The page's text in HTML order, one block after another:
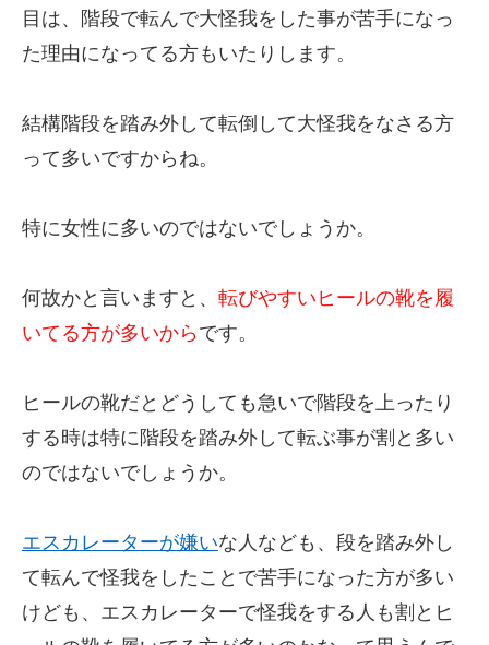
目は、階段で転んで大怪我をした事が苦手になっ
た理由になってる方もいたりします。
結構階段を踏み外して転倒して大怪我をなさる方
って多いですからね。
特に女性に多いのではないでしょうか。
何故かと言いますと、 転びやすいヒールの靴を履
いてる方が多いからです。
ヒールの靴だとどうしても急いで階段を上ったり
する時は特に階段を踏み外して転ぶ事が割と多い
のではないでしょうか。
エスカレーターが嫌いな人なども、段を踏み外し
て転んで怪我をしたことで苦手になった方が多い
けども、エスカレーターで怪我をする人も割とヒ